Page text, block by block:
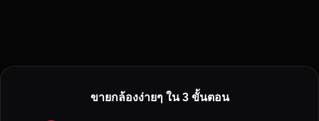
ล้
ขายกล้องง่ายๆ ใน 3 ขั้นตอน